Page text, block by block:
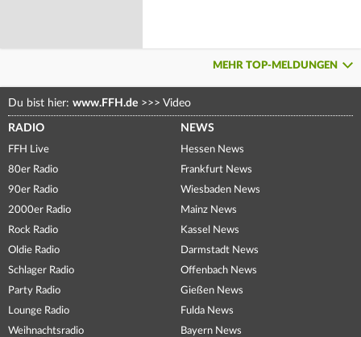
MEHR TOP-MELDUNGEN
Du bist hier: www.FFH.de >>> Video
RADIO
FFH Live
80er Radio
90er Radio
2000er Radio
Rock Radio
Oldie Radio
Schlager Radio
Party Radio
Lounge Radio
Weihnachtsradio
NEWS
Hessen News
Frankfurt News
Wiesbaden News
Mainz News
Kassel News
Darmstadt News
Offenbach News
Gießen News
Fulda News
Bayern News